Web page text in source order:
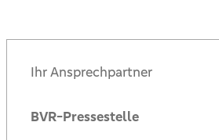
Ihr Ansprechpartner
BVR-Pressestelle